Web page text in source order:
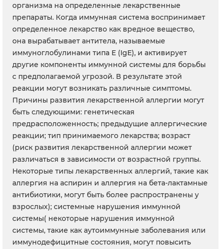
организма на определенные лекарственные
препараты. Когда иммунная система воспринимает
определенное лекарство как вредное вещество,
она вырабатывает антитела, называемые
иммуноглобулинами типа E (IgE), и активирует
другие компоненты иммунной системы для борьбы
с предполагаемой угрозой. В результате этой
реакции могут возникать различные симптомы.
Причины развития лекарственной аллергии могут
быть следующими: генетическая
предрасположенность; предыдущие аллергические
реакции; тип принимаемого лекарства; возраст
(риск развития лекарственной аллергии может
различаться в зависимости от возрастной группы.
Некоторые типы лекарственных аллергий, такие как
аллергия на аспирин и аллергия на бета-лактамные
антибиотики, могут быть более распространены у
взрослых); системные нарушения иммунной
системы( некоторые нарушения иммунной
системы, такие как аутоиммунные заболевания или
иммунодефицитные состояния, могут повысить